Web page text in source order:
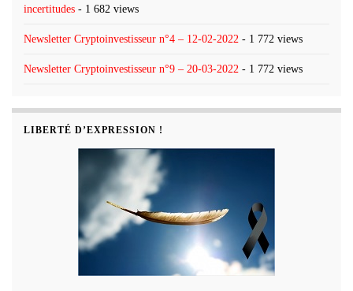
incertitudes - 1 682 views
Newsletter Cryptoinvestisseur n°4 – 12-02-2022 - 1 772 views
Newsletter Cryptoinvestisseur n°9 – 20-03-2022 - 1 772 views
LIBERTÉ D’EXPRESSION !